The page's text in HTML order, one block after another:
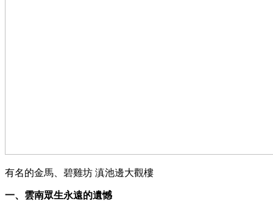
有名的金馬、碧雞坊 滇池邊大觀樓
一、雲南眾生永遠的遺憾